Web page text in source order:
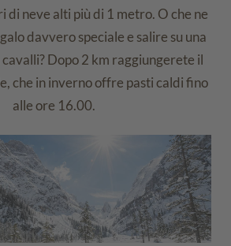
di neve alti più di 1 metro. O che ne
davvero speciale e salire su una
Dopo 2 km raggiungerete il
che in inverno offre pasti caldi fino
alle ore 16.00.